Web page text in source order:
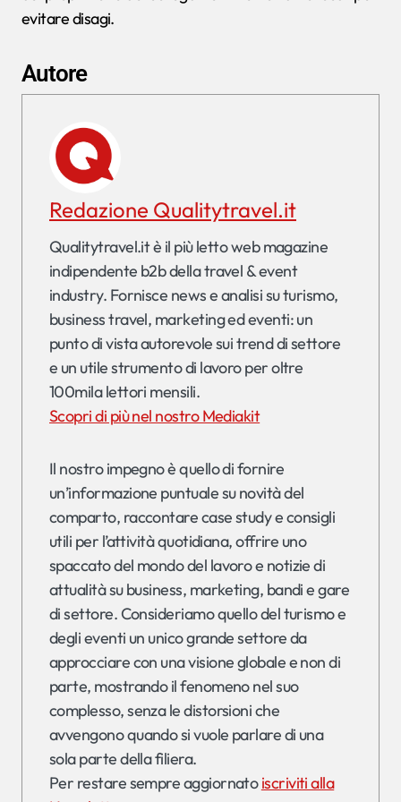
evitare disagi.
Autore
Redazione Qualitytravel.it
Qualitytravel.it è il più letto web magazine
indipendente b2b della travel & event
industry. Fornisce news e analisi su turismo,
business travel, marketing ed eventi: un
punto di vista autorevole sui trend di settore
e un utile strumento di lavoro per oltre
100mila lettori mensili.
Scopri di più nel nostro Mediakit
Il nostro impegno è quello di fornire
un’informazione puntuale su novità del
comparto, raccontare case study e consigli
utili per l’attività quotidiana, offrire uno
spaccato del mondo del lavoro e notizie di
attualità su business, marketing, bandi e gare
di settore. Consideriamo quello del turismo e
degli eventi un unico grande settore da
approcciare con una visione globale e non di
parte, mostrando il fenomeno nel suo
complesso, senza le distorsioni che
avvengono quando si vuole parlare di una
sola parte della filiera.
Per restare sempre aggiornatoiscriviti alla